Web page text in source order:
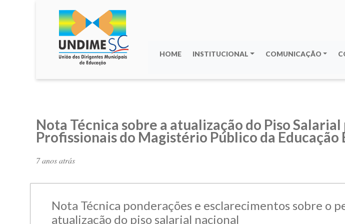
HOME INSTITUCIONAL COMUNICAÇÃO
Nota Técnica sobre a atualização do Piso Salarial
Profissionais do Magistério Público da Educação
7 anos atrás
Nota Técnica ponderações e esclarecimentos sobre o
atualização do piso salarial nacional